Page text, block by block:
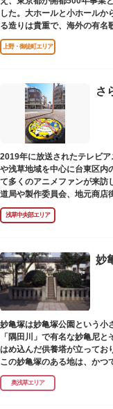
した。大ホールと小ホールか
る造りは貴重で、海外の有名
多いホールです。
上野・御徒町エリア
さ
2019年に放送されたテレビ
や浅草地域を中心に台東区内
て多くのアニメファンが来訪
道局や製作委員会、地元商店
ました。
描かれているのは、主人公で
っぱ橋に封印されていた謎
設置年月日：令和3年4月13日
浅草中央部エリア
妙
妙亀塚は妙亀塚公園という小
「隅田川」で有名な妙亀尼
はめ込んだ供養塔が立ってお
この妙亀塚のある地は、かつ
が通じていました。妙亀塚は
説」とは平安時代、吉田少将
らわれ、都から奥州へつれ
奥浅草エリア